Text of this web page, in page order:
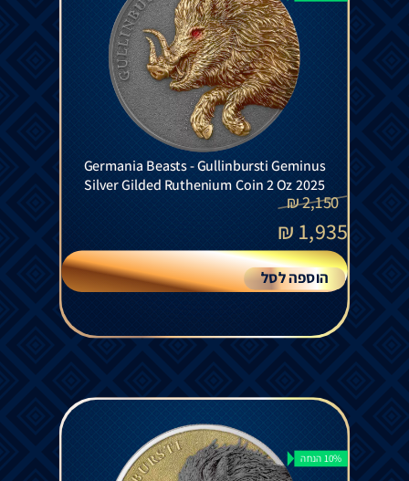
Germania Beasts - Gullinbursti Geminus
Silver Gilded Ruthenium Coin 2 Oz 2025
2,150
₪
1,935
₪
הוספה לסל
10% הנחה